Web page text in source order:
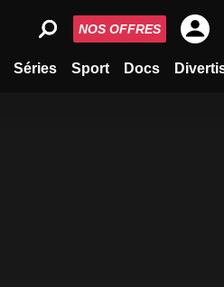
Séries Sport Docs
NOS OFFRES